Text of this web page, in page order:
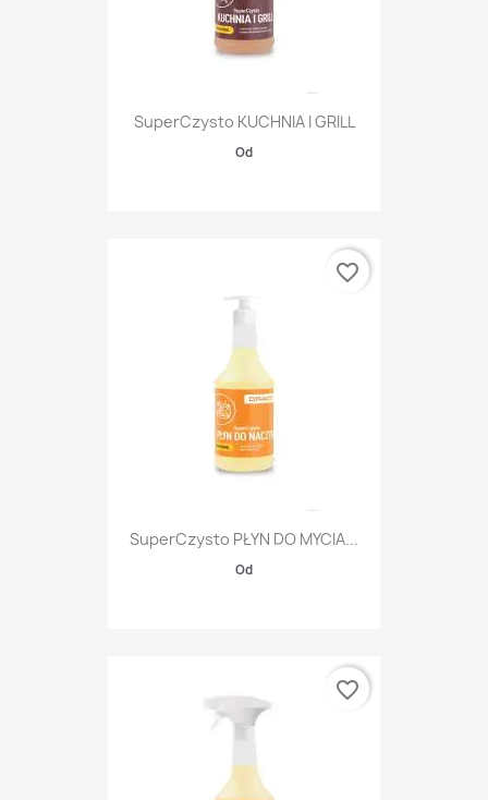
SuperCzysto KUCHNIA I GRILL
Od
SuperCzysto PŁYN DO MYCIA...
Od
favorite_border
favorite_border